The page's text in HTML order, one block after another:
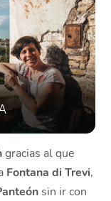
gracias al que
Fontana di Trevi,
sin ir con